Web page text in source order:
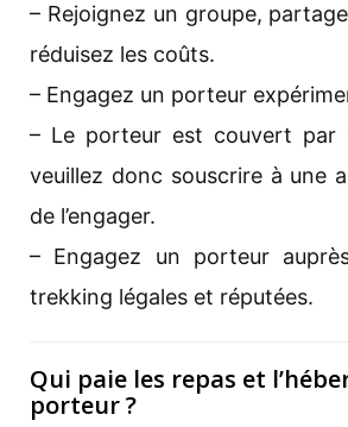
– Rejoignez un groupe,
réduisez les coûts.
– Engagez un porteur
– Le porteur est couvert par
veuillez donc souscrire à une
de l’engager.
– Engagez un porteur
trekking légales et réputées.
Qui paie les repas et
porteur ?